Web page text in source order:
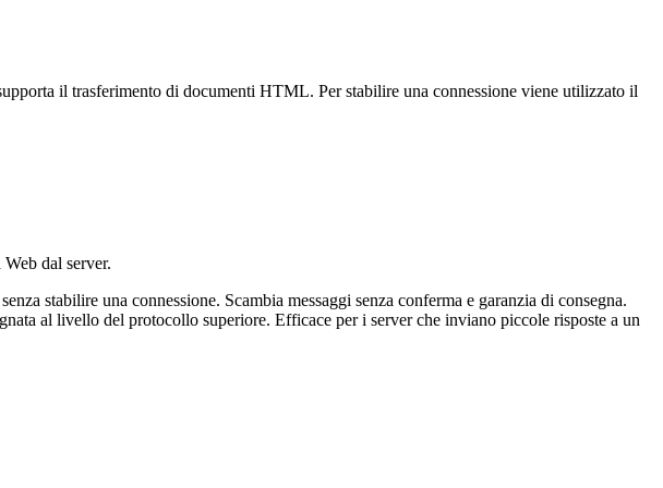
il trasferimento di documenti HTML. Per stabilire una connessione viene utilizzato il
dal server.
stabilire una connessione. Scambia messaggi senza conferma e garanzia di consegna.
al livello del protocollo superiore. Efficace per i server che inviano piccole risposte a un